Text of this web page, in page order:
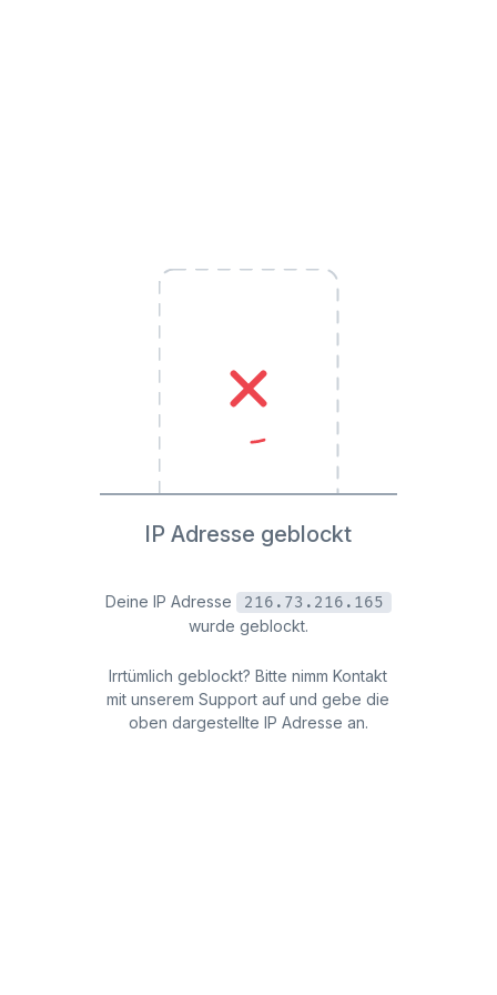
IP Adresse geblockt
Deine IP Adresse
216.73.216.165
wurde geblockt.
Irrtümlich geblockt? Bitte nimm Kontakt
mit unserem Support auf und gebe die
oben dargestellte IP Adresse an.